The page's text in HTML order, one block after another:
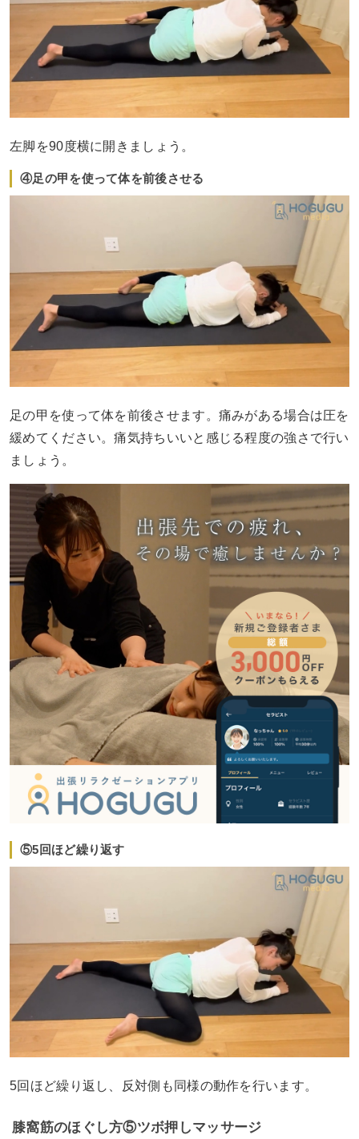
左脚を90度横に開きましょう。
④足の甲を使って体を前後させる
足の甲を使って体を前後させます。痛みがある場合は圧を
緩めてください。痛気持ちいいと感じる程度の強さで行い
ましょう。
⑤5回ほど繰り返す
5回ほど繰り返し、反対側も同様の動作を行います。
膝窩筋のほぐし方⑤ツボ押しマッサージ